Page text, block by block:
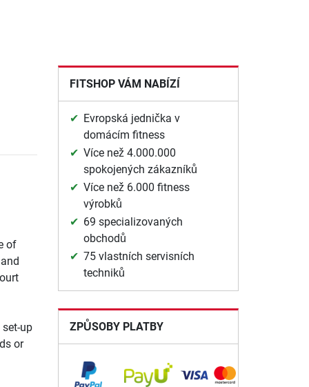
of
up
or
FITSHOP VÁM NABÍZÍ
Evropská jednička v
domácím fitness
Více než 4.000.000
spokojených zákazníků
Více než 6.000 fitness
výrobků
69 specializovaných
obchodů
75 vlastních servisních
techniků
ZPŮSOBY PLATBY